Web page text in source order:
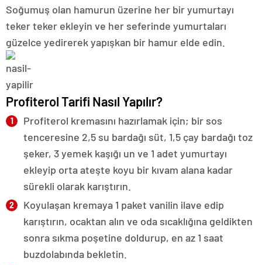
Soğumuş olan hamurun üzerine her bir yumurtayı
teker teker ekleyin ve her seferinde yumurtaları
güzelce yedirerek yapışkan bir hamur elde edin.
Profiterol Tarifi Nasıl Yapılır?
Profiterol kremasını hazırlamak için; bir sos
tenceresine 2,5 su bardağı süt, 1,5 çay bardağı toz
şeker, 3 yemek kaşığı un ve 1 adet yumurtayı
ekleyip orta ateşte koyu bir kıvam alana kadar
sürekli olarak karıştırın.
Koyulaşan kremaya 1 paket vanilin ilave edip
karıştırın, ocaktan alın ve oda sıcaklığına geldikten
sonra sıkma poşetine doldurup, en az 1 saat
buzdolabında bekletin.